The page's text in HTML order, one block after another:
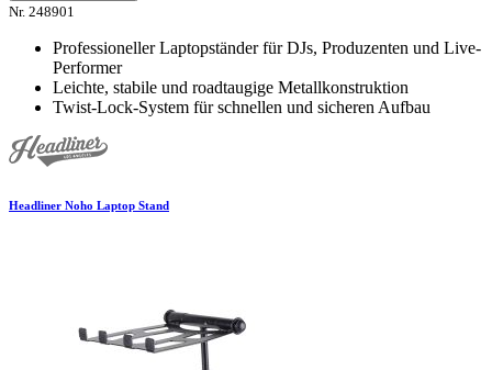
Nr. 248901
Professioneller Laptopständer für DJs, Produzenten und Live-
Performer
Leichte, stabile und roadtaugige Metallkonstruktion
Twist-Lock-System für schnellen und sicheren Aufbau
Headliner Noho Laptop Stand